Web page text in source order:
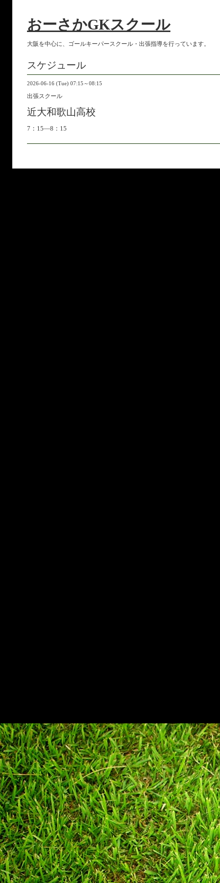
おーさかGKスクール
大阪を中心に、ゴールキーパースクール・出張指導を行っています。
スケジュール
2026-06-16 (Tue) 07:15～08:15
出張スクール
近大和歌山高校
7：15―8：15